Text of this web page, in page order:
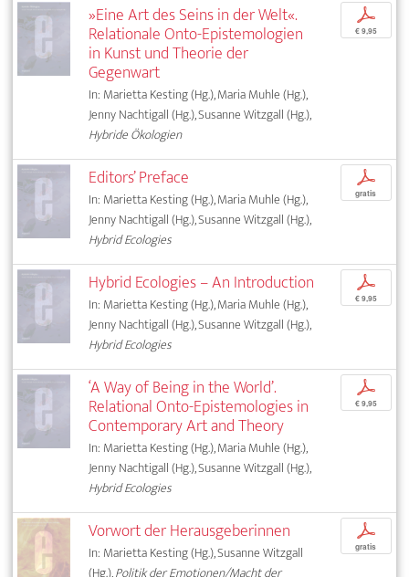
»Eine Art des Seins in der Welt«.
Relationale Onto-Epistemologien
in Kunst und Theorie der
Gegenwart
In: Marietta Kesting (Hg.), Maria Muhle (Hg.),
Jenny Nachtigall (Hg.), Susanne Witzgall (Hg.),
Hybride Ökologien
p
€ 9,95
Editors’ Preface
In: Marietta Kesting (Hg.), Maria Muhle (Hg.),
Jenny Nachtigall (Hg.), Susanne Witzgall (Hg.),
Hybrid Ecologies
p
gratis
Hybrid Ecologies – An Introduction
In: Marietta Kesting (Hg.), Maria Muhle (Hg.),
Jenny Nachtigall (Hg.), Susanne Witzgall (Hg.),
Hybrid Ecologies
p
€ 9,95
‘A Way of Being in the World’.
Relational Onto-Epistemologies in
Contemporary Art and Theory
In: Marietta Kesting (Hg.), Maria Muhle (Hg.),
Jenny Nachtigall (Hg.), Susanne Witzgall (Hg.),
Hybrid Ecologies
p
€ 9,95
Vorwort der Herausgeberinnen
In: Marietta Kesting (Hg.), Susanne Witzgall
p
gratis